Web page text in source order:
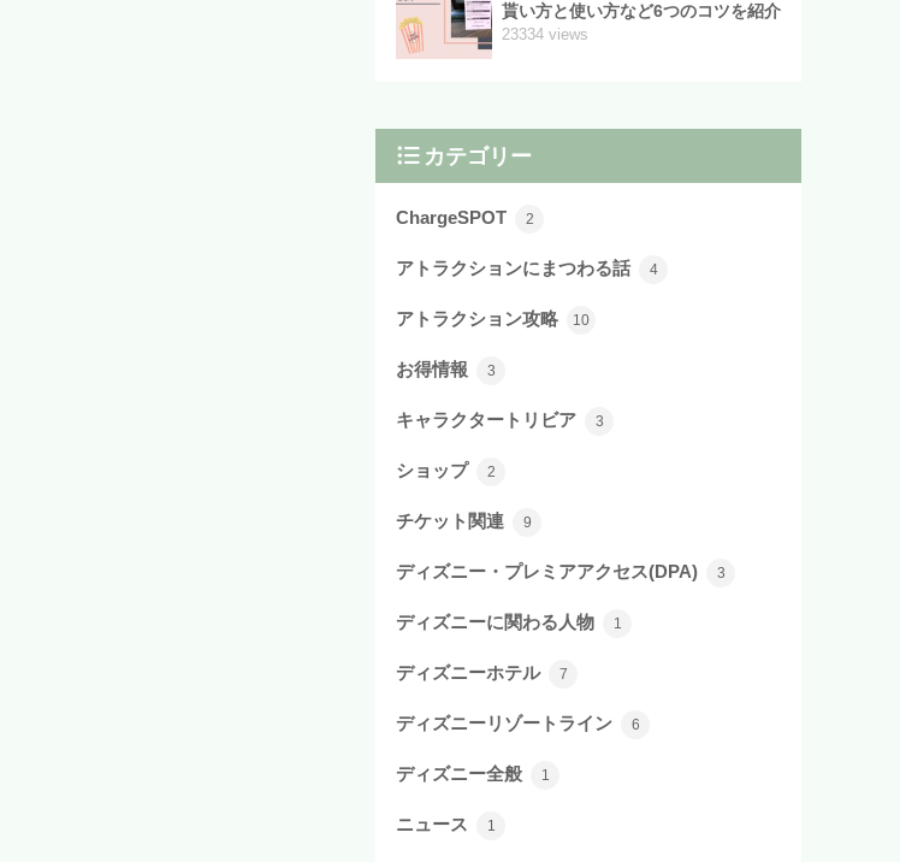
貰い方と使い方など6つのコツを紹介
23334 views
カテゴリー
ChargeSPOT 2
アトラクションにまつわる話 4
アトラクション攻略 10
お得情報 3
キャラクタートリビア 3
ショップ 2
チケット関連 9
ディズニー・プレミアアクセス(DPA) 3
ディズニーに関わる人物 1
ディズニーホテル 7
ディズニーリゾートライン 6
ディズニー全般 1
ニュース 1